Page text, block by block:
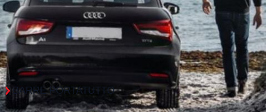
BARRE PORTATUTTO